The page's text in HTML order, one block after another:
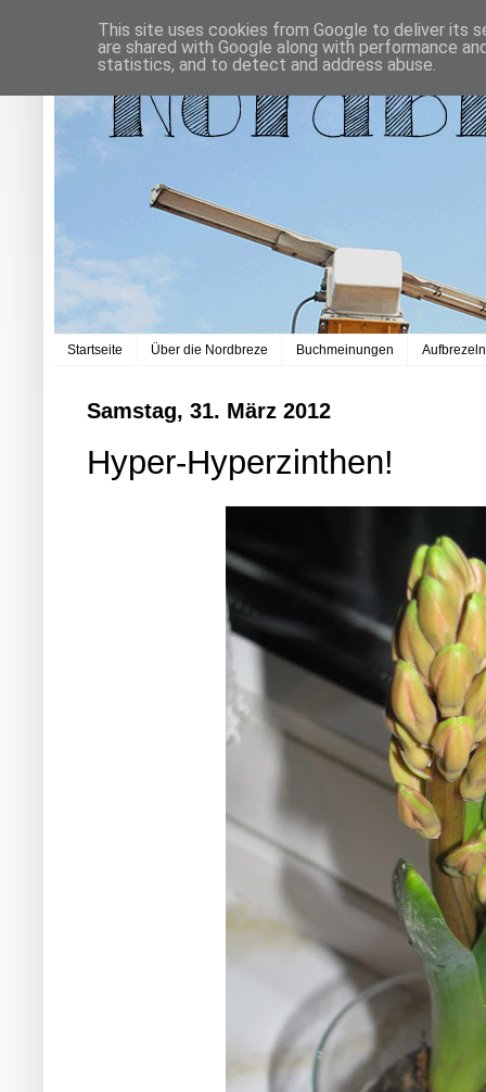
Startseite Über die Nordbreze Buchmeinungen
Samstag, 31. März 2012
Hyper-Hyperzinthen!
This site uses cookies from Google to deliver its
are shared with Google along with performance
statistics, and to detect and address abuse.